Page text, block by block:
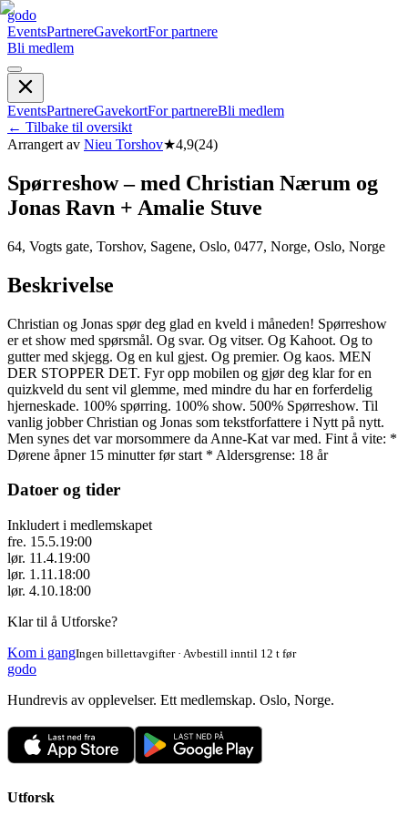
godo
EventsPartnereGavekortFor partnere
Bli medlem
EventsPartnereGavekortFor partnereBli medlem
← Tilbake til oversikt
Arrangert av Nieu Torshov★4,9(24)
Spørreshow – med Christian Nærum og
Jonas Ravn + Amalie Stuve
64, Vogts gate, Torshov, Sagene, Oslo, 0477, Norge, Oslo, Norge
Beskrivelse
Christian og Jonas spør deg glad en kveld i måneden! Spørreshow
er et show med spørsmål. Og svar. Og vitser. Og Kahoot. Og to
gutter med skjegg. Og en kul gjest. Og premier. Og kaos. MEN
DER STOPPER DET. Fyr opp mobilen og gjør deg klar for en
quizkveld du sent vil glemme, med mindre du har en forferdelig
hjerneskade. 100% spørring. 100% show. 500% Spørreshow. Til
vanlig jobber Christian og Jonas som tekstforfattere i Nytt på nytt.
Men synes det var morsommere da Anne-Kat var med. Fint å vite: *
Dørene åpner 15 minutter før start * Aldersgrense: 18 år
Datoer og tider
Inkludert i medlemskapet
fre. 15.5.19:00
lør. 11.4.19:00
lør. 1.11.18:00
lør. 4.10.18:00
Klar til å Utforske?
Kom i gangIngen billettavgifter · Avbestill inntil 12 t før
godo
Hundrevis av opplevelser. Ett medlemskap. Oslo, Norge.
Utforsk